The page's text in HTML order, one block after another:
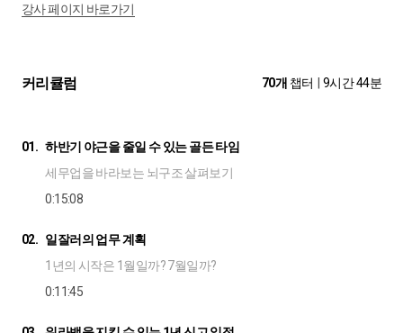
강사 페이지 바로가기
커리큘럼 70개 챕터 9시간 44분
01. 하반기 야근을 줄일 수 있는 골든 타임
세무업을 바라보는 뇌구조 살펴보기
0:15:08
02. 일잘러의 업무 계획
1년의 시작은 1월일까? 7월일까?
0:11:45